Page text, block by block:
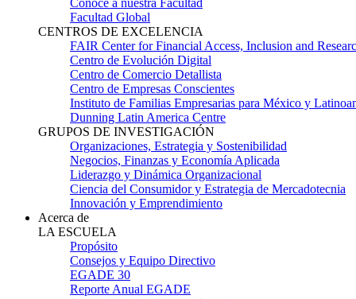
Conoce a nuestra Facultad
Facultad Global
CENTROS DE EXCELENCIA
FAIR Center for Financial Access, Inclusion and
Centro de Evolución Digital
Centro de Comercio Detallista
Centro de Empresas Conscientes
Instituto de Familias Empresarias para México y
Dunning Latin America Centre
GRUPOS DE INVESTIGACIÓN
Organizaciones, Estrategia y Sostenibilidad
Negocios, Finanzas y Economía Aplicada
Liderazgo y Dinámica Organizacional
Ciencia del Consumidor y Estrategia de Mercadotecnia
Innovación y Emprendimiento
Acerca de
LA ESCUELA
Propósito
Consejos y Equipo Directivo
EGADE 30
Reporte Anual EGADE